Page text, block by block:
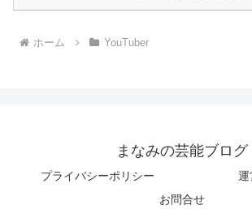
ホーム YouTuber
まなみの芸能ブログ
プライバシーポリシー
運
お問合せ